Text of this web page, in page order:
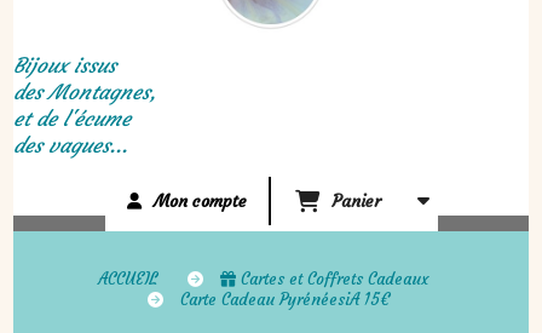
Bijoux issus
des Montagnes,
et de l'écume
des vagues...
Mon compte Panier
ACCUEIL
Cartes et Coffrets Cadeaux
Carte Cadeau PyrénéesiA 15€